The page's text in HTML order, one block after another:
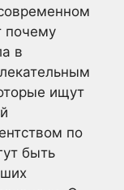
почему
в
ищут
по
быть